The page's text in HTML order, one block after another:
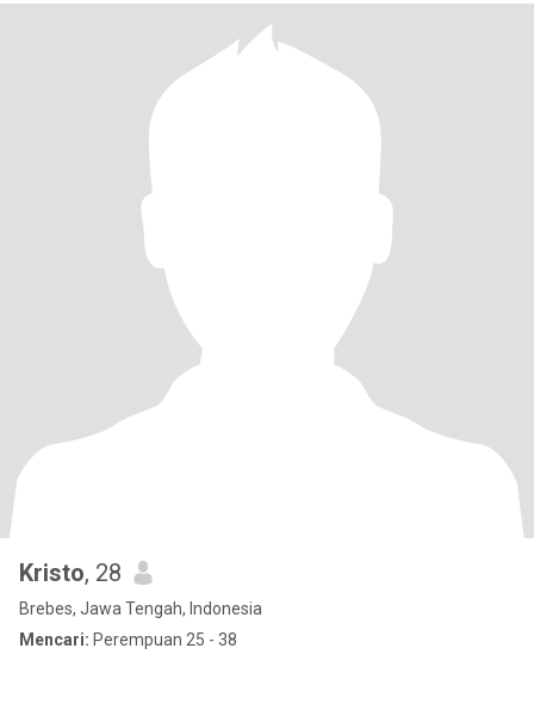
Kristo, 28
Brebes, Jawa Tengah, Indonesia
Mencari: Perempuan 25 - 38